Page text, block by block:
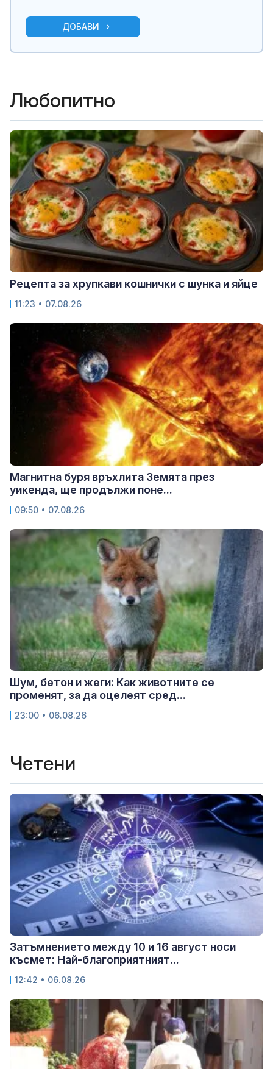
ДОБАВИ
Любопитно
Рецепта за хрупкави кошнички с шунка и яйце
11:23 • 07.08.26
Магнитна буря връхлита Земята през
уикенда, ще продължи поне...
09:50 • 07.08.26
Шум, бетон и жеги: Как животните се
променят, за да оцелеят сред...
23:00 • 06.08.26
Четени
Затъмнението между 10 и 16 август носи
късмет: Най-благоприятният...
12:42 • 06.08.26